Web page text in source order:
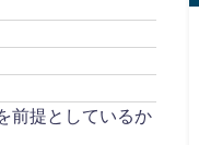
前提としているか